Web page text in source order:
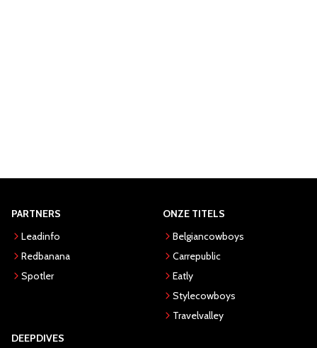
PARTNERS
Leadinfo
Redbanana
Spotler
ONZE TITELS
Belgiancowboys
Carrepublic
Eatly
Stylecowboys
Travelvalley
DEEPDIVES